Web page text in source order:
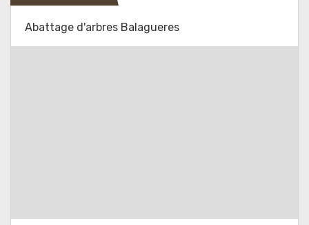
Abattage d'arbres Balagueres